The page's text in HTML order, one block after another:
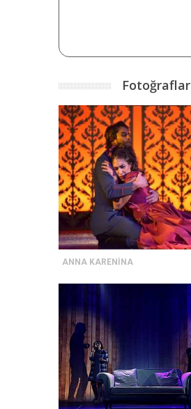
Fotoğraflar
ANNA KARENİNA